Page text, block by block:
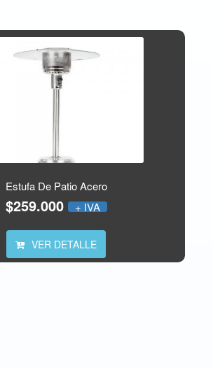
Estufa De Patio Acero
$259.000 + IVA
VER DETALLE